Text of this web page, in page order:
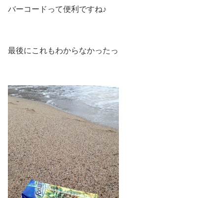
バーコードって便利ですね♪
最後にこれもわからなかったっ